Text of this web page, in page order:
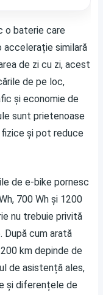
o baterie care
accelerație similară
de zi cu zi, acest
de pe loc,
și economie de
sunt prietenoase
și pot reduce
de e-bike pornesc
700 Wh și 1200
nu trebuie privită
cum arată
km depinde de
de asistență ales,
și diferențele de